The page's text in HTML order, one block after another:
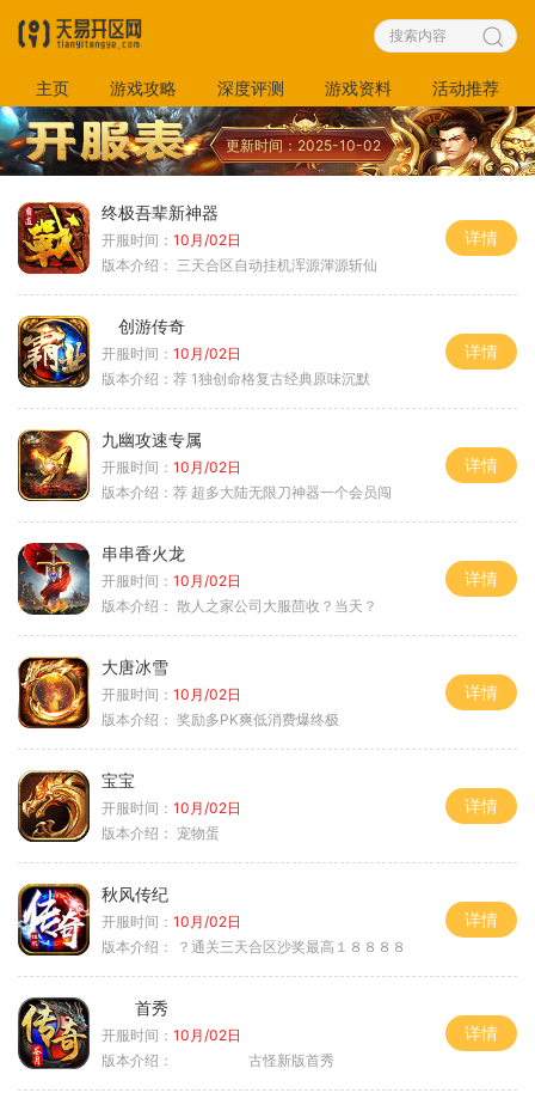
主页 游戏攻略 深度评测 游戏资料 活动推荐
更新时间：2025-10-02
终极吾辈新神器
开服时间： 10月/02日
版本介绍： 三天合区自动挂机浑源渾源斩仙
详情
创游传奇
开服时间： 10月/02日
版本介绍： 荐 1独创命格复古经典原味沉默
详情
九幽攻速专属
开服时间： 10月/02日
版本介绍： 荐 超多大陆无限刀神器一个会员闯
详情
串串香火龙
开服时间： 10月/02日
版本介绍： 散人之家公司大服茴收？当天？
详情
大唐冰雪
开服时间： 10月/02日
版本介绍： 奖励多PK爽低消费爆终极
详情
宝宝
开服时间： 10月/02日
版本介绍： 宠物蛋
详情
秋风传纪
开服时间： 10月/02日
版本介绍：
？通关三天合区沙奖最高１８８８８
详情
首秀
开服时间： 10月/02日
版本介绍：
古怪新版首秀
详情